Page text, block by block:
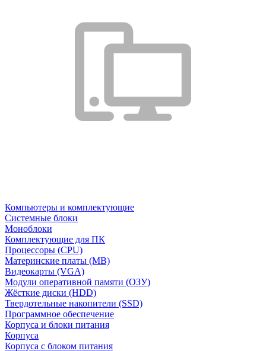
Компьютеры и комплектующие
Системные блоки
Моноблоки
Комплектующие для ПК
Процессоры (CPU)
Материнские платы (MB)
Видеокарты (VGA)
Модули оперативной памяти (ОЗУ)
Жёсткие диски (HDD)
Твердотельные накопители (SSD)
Программное обеспечение
Корпуса и блоки питания
Корпуса
Корпуса с блоком питания